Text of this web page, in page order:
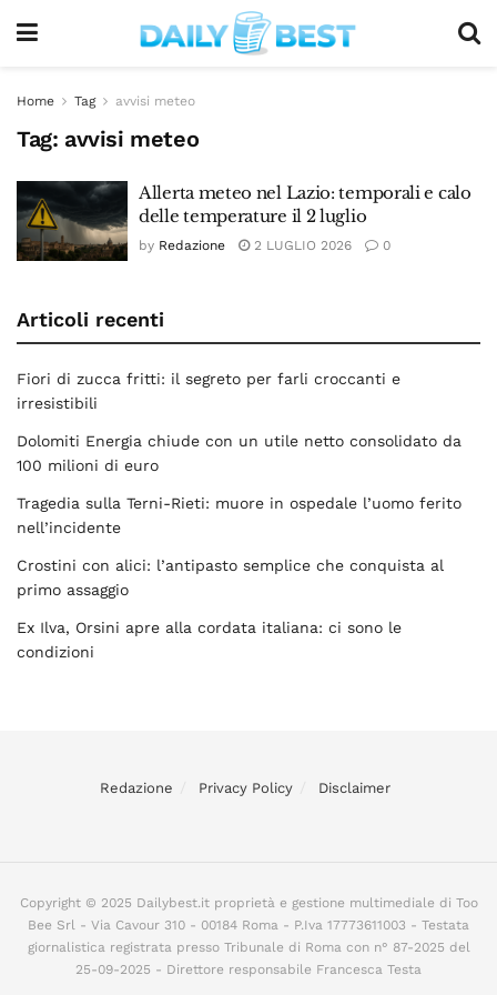
Home Tag avvisi meteo
Tag: avvisi meteo
Allerta meteo nel Lazio: temporali e calo
delle temperature il 2 luglio
by Redazione 2 LUGLIO 2026 0
Articoli recenti
Fiori di zucca fritti: il segreto per farli croccanti e
irresistibili
Dolomiti Energia chiude con un utile netto consolidato da
100 milioni di euro
Tragedia sulla Terni-Rieti: muore in ospedale l’uomo ferito
nell’incidente
Crostini con alici: l’antipasto semplice che conquista al
primo assaggio
Ex Ilva, Orsini apre alla cordata italiana: ci sono le
condizioni
Redazione Privacy Policy Disclaimer
Copyright © 2025 Dailybest.it proprietà e gestione multimediale di Too
Bee Srl - Via Cavour 310 - 00184 Roma - P.Iva 17773611003 - Testata
giornalistica registrata presso Tribunale di Roma con n° 87-2025 del
25-09-2025 - Direttore responsabile Francesca Testa